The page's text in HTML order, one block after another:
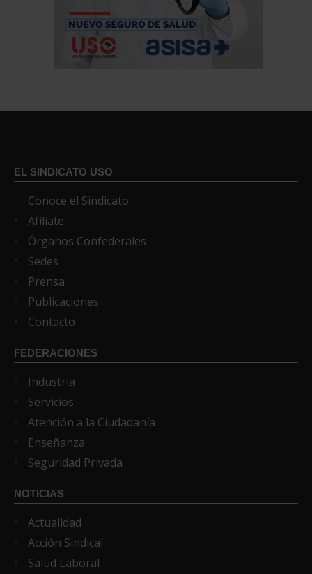
EL SINDICATO USO
Conoce el Sindicato
Afíliate
Órganos Confederales
Sedes
Prensa
Publicaciones
Contacto
FEDERACIONES
Industria
Servicios
Atención a la Ciudadanía
Enseñanza
Seguridad Privada
NOTICIAS
Actualidad
Acción Sindical
Salud Laboral